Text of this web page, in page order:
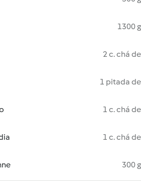
1300 g
2 c. chá de
1 pitada de
1 c. chá de
1 c. chá de
300 g